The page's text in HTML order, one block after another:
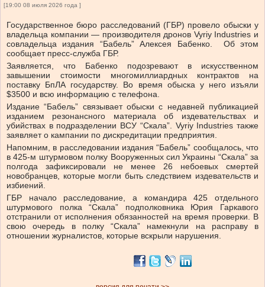
[19:00 08 июля 2026 года ]
Государственное бюро расследований (ГБР) провело обыски у
владельца компании — производителя дронов Vyriy Industries и
совладельца издания “Бабель” Алексея Бабенко. Об этом
сообщает пресс-служба ГБР.
Заявляется, что Бабенко подозревают в искусственном
завышении стоимости многомиллиардных контрактов на
поставку БпЛА государству. Во время обыска у него изъяли
$3500 и всю информацию с телефона.
Издание “Бабель” связывает обыски с недавней публикацией
изданием резонансного материала об издевательствах и
убийствах в подразделении ВСУ “Скала”. Vyriy Industries также
заявляет о кампании по дискредитации предприятия.
Напомним, в расследовании издания “Бабель” сообщалось, что
в 425-м штурмовом полку Вооруженных сил Украины “Скала” за
полгода зафиксировали не менее 26 небоевых смертей
новобранцев, которые могли быть следствием издевательств и
избиений.
ГБР начало расследование, а командира 425 отдельного
штурмового полка “Скала” подполковника Юрия Гаркавого
отстранили от исполнения обязанностей на время проверки. В
свою очередь в полку “Скала” намекнули на расправу в
отношении журналистов, которые вскрыли нарушения.